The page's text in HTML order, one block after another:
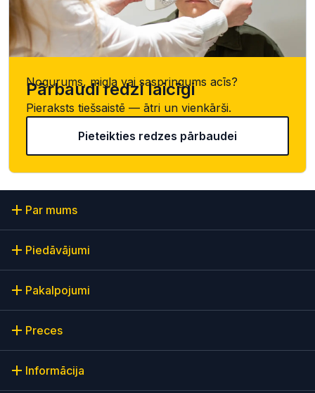
Nogurums, migla vai saspringums acīs?
Pārbaudi redzi laicīgi
Pieraksts tiešsaistē — ātri un vienkārši.
Pieteikties redzes pārbaudei
Par mums
Piedāvājumi
Pakalpojumi
Preces
Informācija